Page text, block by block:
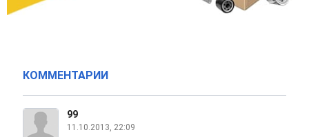
КОММЕНТАРИИ
99
11.10.2013, 22:09